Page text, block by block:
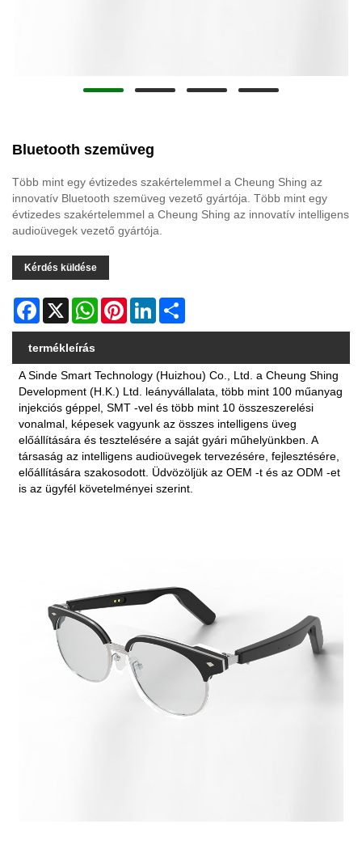
Bluetooth szemüveg
Több mint egy évtizedes szakértelemmel a Cheung Shing az
innovatív Bluetooth szemüveg vezető gyártója. Több mint egy
évtizedes szakértelemmel a Cheung Shing az innovatív intelligens
audioüvegek vezető gyártója.
Kérdés küldése
Facebook
X WhatsAppPinterestLinkedIn
termékleírás
A Sinde Smart Technology (Huizhou) Co., Ltd. a Cheung Shing
Development (H.K.) Ltd. leányvállalata, több mint 100 műanyag
injekciós géppel, SMT -vel és több mint 10 összeszerelési
vonalmal, képesek vagyunk az összes intelligens üveg
előállítására és tesztelésére a saját gyári műhelyünkben. A
társaság az intelligens audioüvegek tervezésére, fejlesztésére,
előállítására szakosodott. Üdvözöljük az OEM -t és az ODM -et
is az ügyfél követelményei szerint.